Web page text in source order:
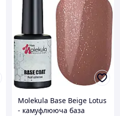
Molekula Base Beige Lotus
- камуфлююча база